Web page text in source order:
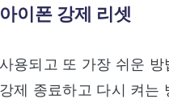
이폰 강제 리셋
용되고 또 가장 쉬운 방
제 종료하고 다시 켜는